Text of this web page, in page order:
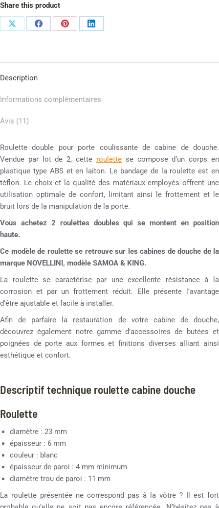
Share this product
Description
Informations complémentaires
Avis (11)
Roulette double pour porte coulissante de cabine de douche.
Vendue par lot de 2, cette roulettese compose d’un corps en
plastique type ABS et en laiton. Le bandage de la roulette est en
téflon. Le choix et la qualité des matériaux employés offrent une
utilisation optimale de confort, limitant ainsi le frottement et le
bruit lors de la manipulation de la porte.
Vous achetez 2 roulettes doubles qui se montent en position
haute.
Ce modèle de roulette se retrouve sur les cabines de douche de la
marque NOVELLINI, modèle SAMOA & KING.
La roulette se caractérise par une excellente résistance à la
corrosion et par un frottement réduit. Elle présente l’avantage
d’être ajustable et facile à installer.
Afin de parfaire la restauration de votre cabine de douche,
découvrez également notre gamme d’accessoires de butées et
poignées de porte aux formes et finitions diverses alliant ainsi
esthétique et confort.
Descriptif technique roulette cabine douche
Roulette
diamètre : 23 mm
épaisseur : 6 mm
couleur : blanc
épaisseur de paroi : 4 mm minimum
diamètre trou de paroi : 11 mm
La roulette présentée ne correspond pas à la vôtre ? Il est fort